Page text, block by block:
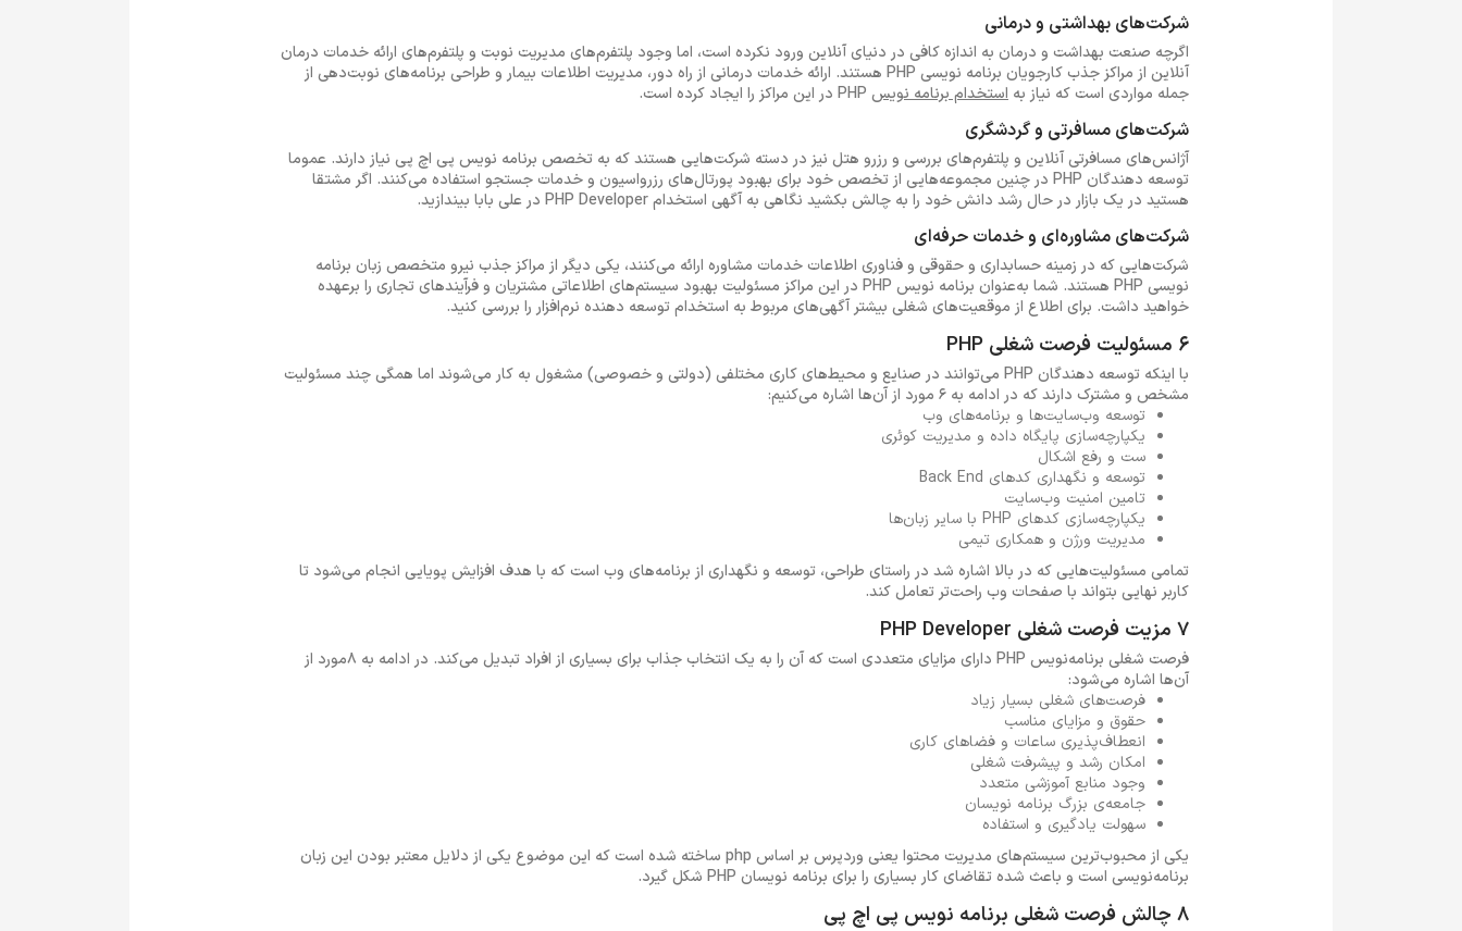
شرکت‌های بهداشتی و درمانی
اگرچه صنعت بهداشت و درمان به اندازه کافی در دنیای آنلاین ورود نکرده است، اما وجود پلتفرم‌های مدیریت نوبت و پلتفرم‌های ارائه خدمات درمان
آنلاین از مراکز جذب کارجویان برنامه نویسی PHP هستند. ارائه خدمات درمانی از راه دور، مدیریت اطلاعات بیمار و طراحی برنامه‌های نوبت‌دهی از
جمله مواردی است که نیاز به استخدام برنامه نویس
شرکت‌های مسافرتی و گردشگری
آژانس‌های مسافرتی آنلاین و پلتفرم‌های بررسی و رزرو هتل نیز در دسته شرکت‌هایی هستند که به تخصص برنامه نویس پی اچ پی نیاز دارند. عموما
توسعه دهندگان PHP در چنین مجموعه‌هایی از تخصص خود برای بهبود پورتال‌های رزرواسیون و خدمات جستجو استفاده می‌کنند. اگر مشتقا
هستید در یک بازار در حال رشد دانش خود را به چالش بکشید نگاهی به آگهی استخدام PHP Developer در علی بابا بیندازید.
شرکت‌های مشاوره‌ای و خدمات حرفه‌ای
شرکت‌هایی که در زمینه حسابداری و حقوقی و فناوری اطلاعات خدمات مشاوره ارائه می‌کنند، یکی دیگر از مراکز جذب نیرو متخصص زبان برنامه
نویسی PHP هستند. شما به‌عنوان برنامه نویس PHP در این مراکز مسئولیت بهبود سیستم‌های اطلاعاتی مشتریان و فرآیندهای تجاری را برعهده
خواهید داشت. برای اطلاع از موقعیت‌های شغلی بیشتر آگهی‌های مربوط به استخدام توسعه دهنده نرم‌افزار را بررسی کنید.
6 مسئولیت فرصت شغلی PHP
با اینکه توسعه دهندگان PHP می‌توانند در صنایع و محیط‌های کاری مختلفی (دولتی و خصوصی) مشغول به کار می‌شوند اما همگی چند مسئولیت
مشخص و مشترک دارند که در ادامه به 6 مورد از آن‌ها اشاره می‌کنیم:
توسعه وب‌سایت‌ها و برنامه‌های وب
یکپارچه‌سازی پایگاه داده و مدیریت کوئری
ست و رفع اشکال
توسعه و نگهداری کدهای Back End
تامین امنیت وب‌سایت
یکپارچه‌سازی کدهای PHP با سایر زبان‌ها
مدیریت ورژن و همکاری تیمی
تمامی مسئولیت‌هایی که در بالا اشاره شد در راستای طراحی، توسعه و نگهداری از برنامه‌های وب است که با هدف افزایش پویایی انجام می‌شود تا
کاربر نهایی بتواند با صفحات وب راحت‌تر تعامل کند.
7 مزیت فرصت شغلی PHP Developer
فرصت شغلی برنامه‌نویس PHP دارای مزایای متعددی است که آن را به یک انتخاب جذاب برای بسیاری از افراد تبدیل می‌کند. در ادامه به 8مورد از
آن‌ها اشاره می‌شود:
فرصت‌های شغلی بسیار زیاد
حقوق و مزایای مناسب
انعطاف‌پذیری ساعات و فضاهای کاری
امکان رشد و پیشرفت شغلی
وجود منابع آموزشی متعدد
جامعه‌ی بزرگ برنامه نویسان
سهولت یادگیری و استفاده
یکی از محبوب‌ترین سیستم‌های مدیریت محتوا یعنی وردپرس بر اساس php ساخته شده است که این موضوع یکی از دلایل معتبر بودن این زبان
برنامه‌نویسی است و باعث شده تقاضای کار بسیاری را برای برنامه نویسان PHP شکل گیرد.
8 چالش فرصت شغلی برنامه نویس پی اچ پی